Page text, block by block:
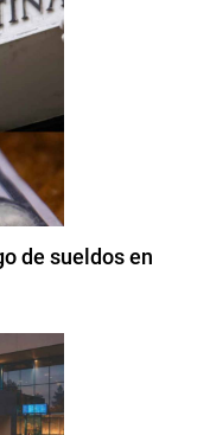
de sueldos en